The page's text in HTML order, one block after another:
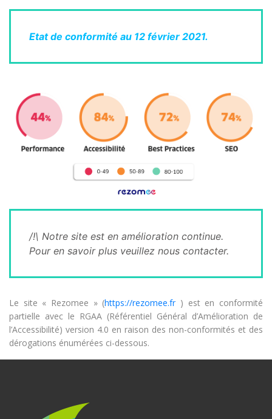
Etat de conformité au 12 février 2021.
/!\ Notre site est en amélioration continue.
Pour en savoir plus veuillez nous contacter.
Le site « Rezomee » (https://rezomee.fr) est en conformité
partielle avec le RGAA (Référentiel Général d’Amélioration de
l’Accessibilité) version 4.0 en raison des non-conformités et des
dérogations énumérées ci-dessous.